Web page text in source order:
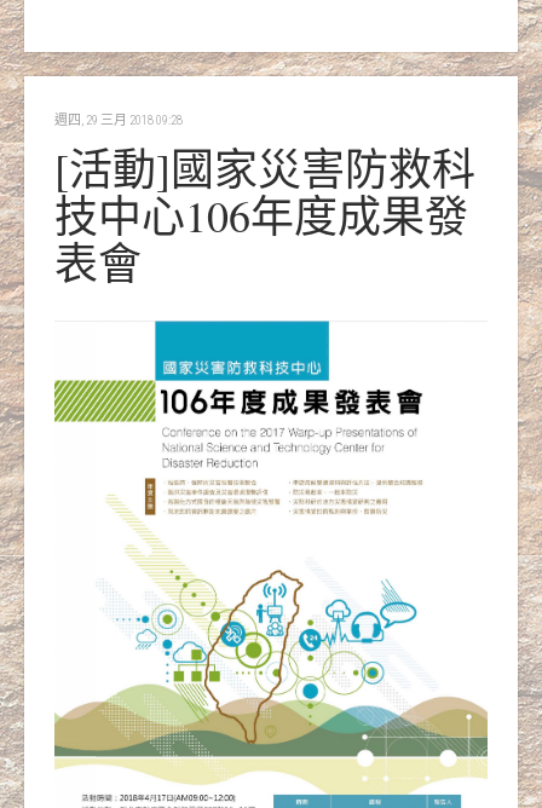
週四, 29 三月 2018 09:28
[活動]國家災害防救科
技中心106年度成果發
表會